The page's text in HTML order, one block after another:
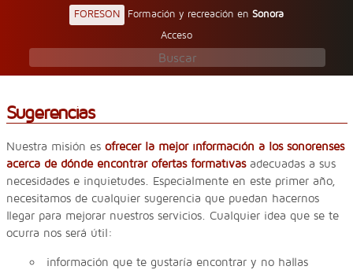
FORESON Formación y recreación en Sonora
Acceso
Sugerencias
Nuestra misión es ofrecer la mejor información a los sonorenses
acerca de dónde encontrar ofertas formativasadecuadas a sus
necesidades e inquietudes. Especialmente en este primer año,
necesitamos de cualquier sugerencia que puedan hacernos
llegar para mejorar nuestros servicios. Cualquier idea que se te
ocurra nos será útil:
información que te gustaría encontrar y no hallas